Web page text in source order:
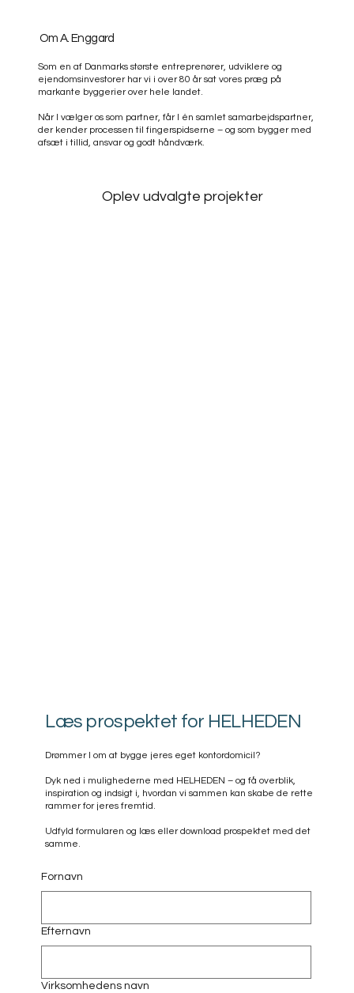
Om A. Enggard
Som en af Danmarks største entreprenører, udviklere og
ejendomsinvestorer har vi i over 80 år sat vores præg på
markante byggerier over hele landet.
Når I vælger os som partner, får I én samlet samarbejdspartner,
der kender processen til fingerspidserne – og som bygger med
afsæt i tillid, ansvar og godt håndværk.
Oplev udvalgte projekter
Læs prospektet for HELHEDEN
Drømmer I om at bygge jeres eget kontordomicil?
Dyk ned i mulighederne med HELHEDEN – og få overblik,
inspiration og indsigt i, hvordan vi sammen kan skabe de rette
rammer for jeres fremtid.
Udfyld formularen og læs eller download prospektet med det
samme.
Fornavn
Efternavn
Virksomhedens navn